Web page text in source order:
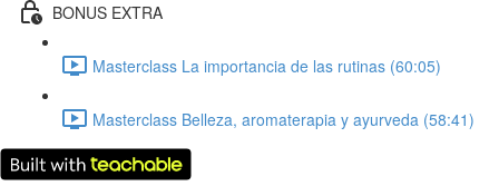
BONUS EXTRA
Masterclass La importancia de las rutinas (60:05)
Masterclass Belleza, aromaterapia y ayurveda (58:41)